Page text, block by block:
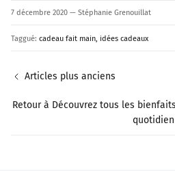
7 décembre 2020 — Stéphanie Grenouillat
Taggué: cadeau fait main idées cadeaux
Articles plus anciens
Retour à Découvrez tous les
quotidien